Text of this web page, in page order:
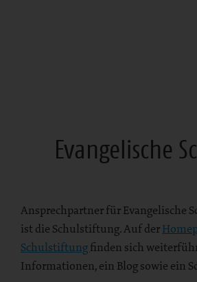
Evangelische
Ansprechpartner für Evangelische
ist die Schulstiftung. Auf der
Schulstiftungfinden sich
Informationen, ein Blog sowie ein